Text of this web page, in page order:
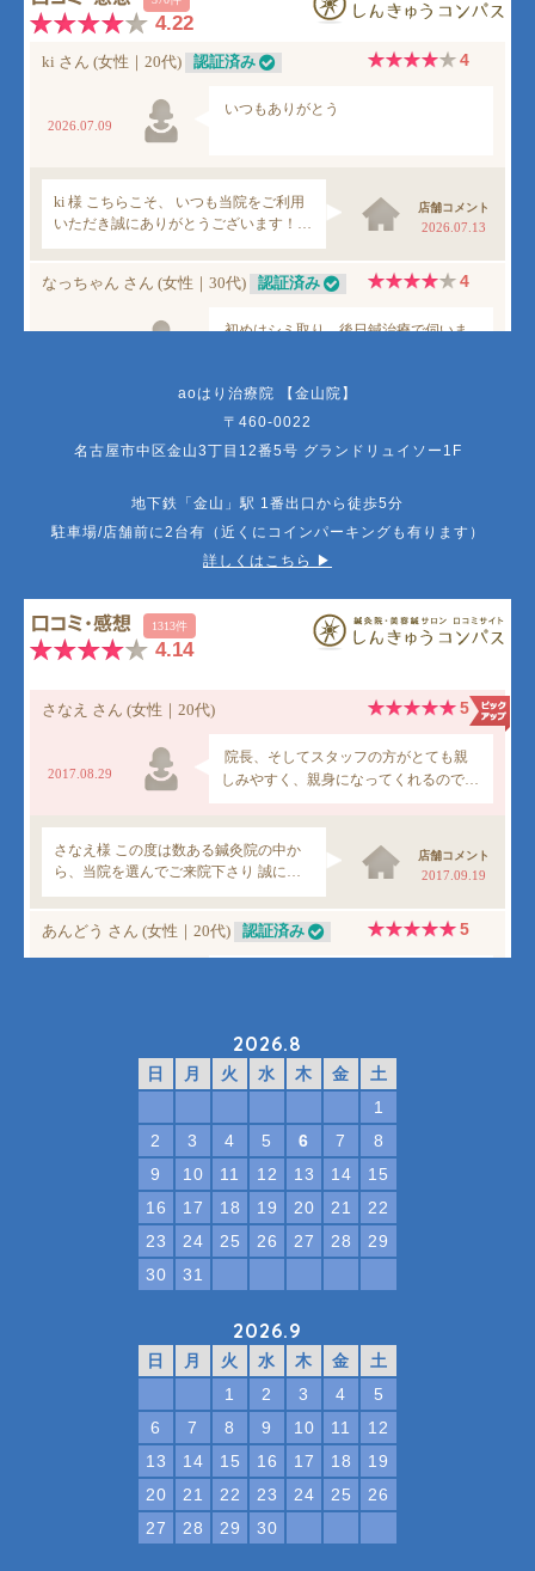
aoはり治療院 【金山院】
〒460-0022
名古屋市中区金山3丁目12番5号 グランドリュイソー1F
地下鉄「金山」駅 1番出口から徒歩5分
駐車場/店舗前に2台有（近くにコインパーキングも有ります）
詳しくはこちら ▶︎
2026.8
日 月 火 水 木 金
土
1
2
3 4 5 6 7
8
9
10 11 12 13 14
15
16
17 18 19 20 21
22
23
24 25 26 27 28
29
30
31
2026.9
日 月 火 水 木 金
土
1
2 3 4
5
6
7 8 9 10 11
12
13
14 15 16 17 18
19
20
21 22 23 24 25
26
27
28 29 30